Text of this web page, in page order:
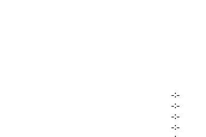
-:-
-:-
-:-
-:-